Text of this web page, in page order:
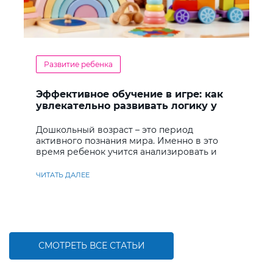
Развитие ребенка
Эффективное обучение в игре: как
увлекательно развивать логику у
Дошкольный возраст – это период
активного познания мира. Именно в это
время ребенок учится анализировать и
ЧИТАТЬ ДАЛЕЕ
СМОТРЕТЬ ВСЕ СТАТЬИ